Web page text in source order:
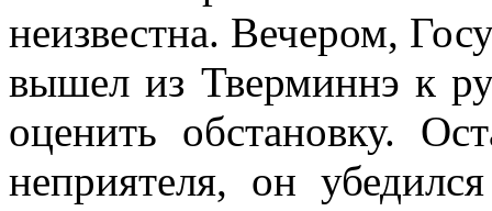
неизвест­на. Вечером,
вышел из Тверминнэ к
оценить обстановку.
неприятеля, он